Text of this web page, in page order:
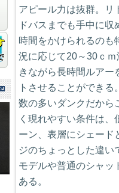
アピール力は抜群。リ
ドバスまでも手中に
時間をかけられるのも
況に応じて20～30ｃ
きながら長時間ルア
トさせることができ
数の多いダンクだから
く現れやすい条件は
ーン、表層にシェード
ジのちょっとした違
モデルや普通のシャッ
ある。